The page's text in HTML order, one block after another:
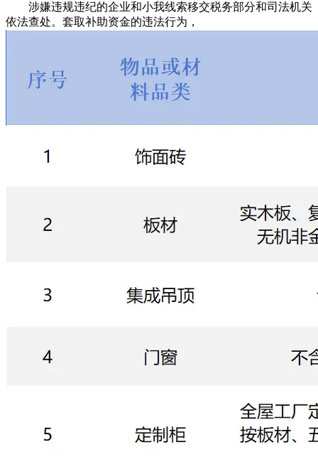
涉嫌违规违纪的企业和小我线索移交税务部分和司法机关
依法查处。套取补助资金的违法行为，